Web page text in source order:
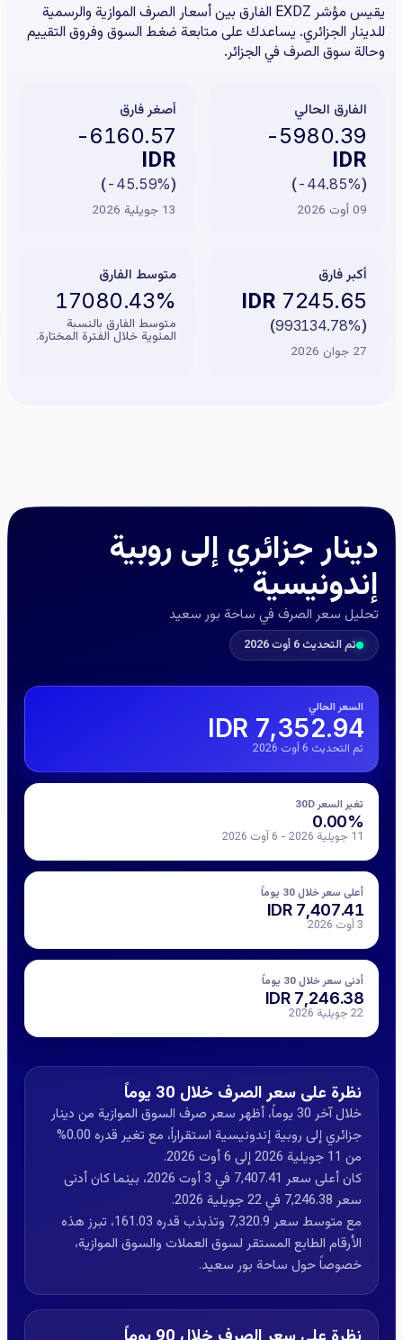
يقيس مؤشر EXDZ الفارق بين أسعار الصرف الموازية والرسمية
للدينار الجزائري. يساعدك على متابعة ضغط السوق وفروق التقييم
وحالة سوق الصرف في الجزائر.
الفارق الحالي
-5980.39
IDR
(
-44.85%
)
09 أوت 2026
أصغر فارق
-6160.57
IDR
(
-45.59%
)
13 جويلية 2026
أكبر فارق
7245.65
(
993134.78%
)
27 جوان 2026
متوسط الفارق
17080.43%
متوسط الفارق بالنسبة
المئوية خلال الفترة المختارة.
دينار جزائري إلى روبية
إندونيسية
تحليل سعر الصرف في ساحة بور سعيد
تم التحديث 6 أوت 2026
السعر الحالي
7,352.94 IDR
تم التحديث 6 أوت 2026
تغير السعر 30D
0.00%
11 جويلية 2026 - 6 أوت 2026
أعلى سعر خلال 30 يوماً
7,407.41 IDR
3 أوت 2026
أدنى سعر خلال 30 يوماً
7,246.38 IDR
22 جويلية 2026
نظرة على سعر الصرف خلال 30 يوماً
خلال آخر 30 يوماً، أظهر سعر صرف السوق الموازية من دينار
جزائري إلى روبية إندونيسية استقراراً، مع تغير قدره 0.00%
من 11 جويلية 2026 إلى 6 أوت 2026.
كان أعلى سعر 7,407.41 في 3 أوت 2026، بينما كان أدنى
سعر 7,246.38 في 22 جويلية 2026.
مع متوسط سعر 7,320.9 وتذبذب قدره 161.03، تبرز هذه
الأرقام الطابع المستقر لسوق العملات والسوق الموازية،
خصوصاً حول ساحة بور سعيد.